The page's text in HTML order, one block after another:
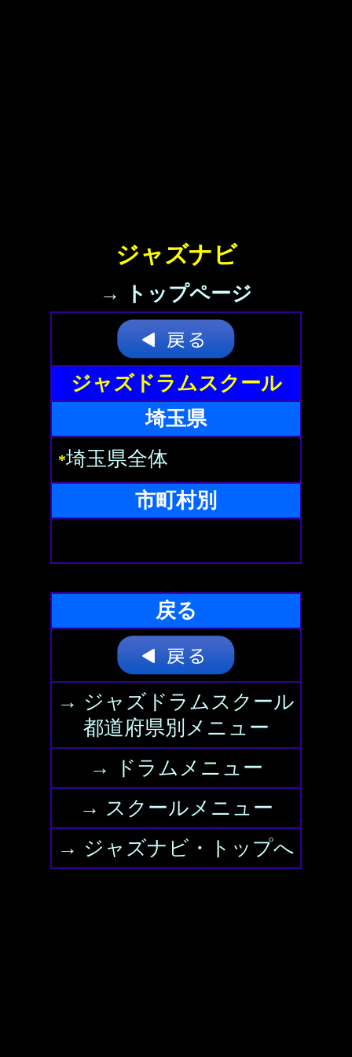
ジャズナビ
→ トップページ
ジャズドラムスクール
埼玉県
*埼玉県全体
市町村別
戻る
→ ジャズドラムスクール
都道府県別メニュー
→ ドラムメニュー
→ スクールメニュー
→ ジャズナビ・トップへ